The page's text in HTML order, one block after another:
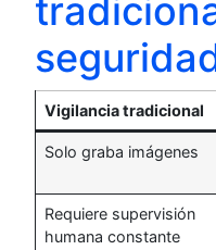
Vigilancia tradicional
Solo graba imágenes
Requiere supervisión
humana constante